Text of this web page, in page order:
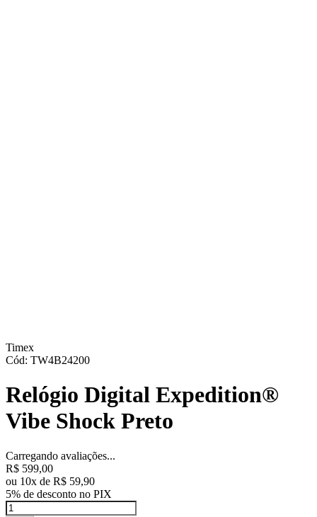
Timex
Cód: TW4B24200
Relógio Digital Expedition®
Vibe Shock Preto
Carregando avaliações...
R$ 599,00
ou 10x de R$ 59,90
5% de desconto no PIX